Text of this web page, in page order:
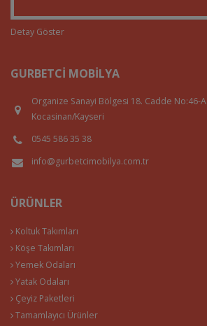
Detay Göster
GURBETCI MOBILYA
Organize Sanayi Bölgesi 18. Cadde No:46-A
Kocasinan/Kayseri
0545 586 35 38
info@gurbetcimobilya.com.tr
ÜRÜNLER
Koltuk Takımları
Köşe Takımları
Yemek Odaları
Yatak Odaları
Çeyiz Paketleri
Tamamlayıcı Ürünler